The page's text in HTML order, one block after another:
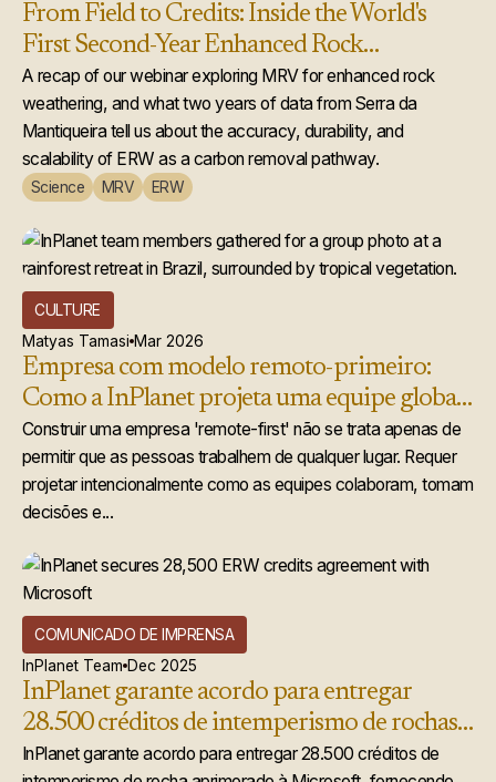
From Field to Credits: Inside the World's
First Second-Year Enhanced Rock
Weathering Credit Issuance
A recap of our webinar exploring MRV for enhanced rock
weathering, and what two years of data from Serra da
Mantiqueira tell us about the accuracy, durability, and
scalability of ERW as a carbon removal pathway.
Science MRV ERW
CULTURE
Matyas Tamasi Mar 2026
Empresa com modelo remoto-primeiro:
Como a InPlanet projeta uma equipe global
que realmente funciona
Construir uma empresa 'remote-first' não se trata apenas de
permitir que as pessoas trabalhem de qualquer lugar. Requer
projetar intencionalmente como as equipes colaboram, tomam
decisões e...
COMUNICADO DE IMPRENSA
InPlanet Team Dec 2025
InPlanet garante acordo para entregar
28.500 créditos de intemperismo de rochas
acelerado à Microsoft
InPlanet garante acordo para entregar 28.500 créditos de